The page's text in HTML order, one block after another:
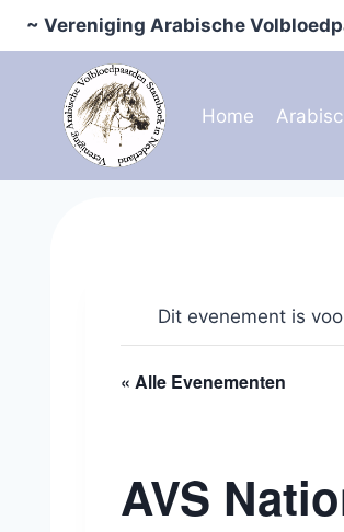
Doorgaan
~ Vereniging Arabische
Home
Dit evenement is
« Alle Evenementen
AVS